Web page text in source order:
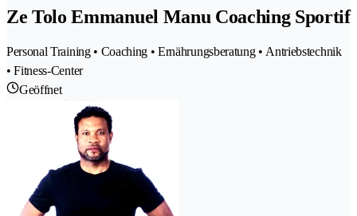
Ze Tolo Emmanuel Manu Coaching Sportif
Personal Training • Coaching • Ernährungsberatung • Antriebstechnik
• Fitness-Center
Geöffnet